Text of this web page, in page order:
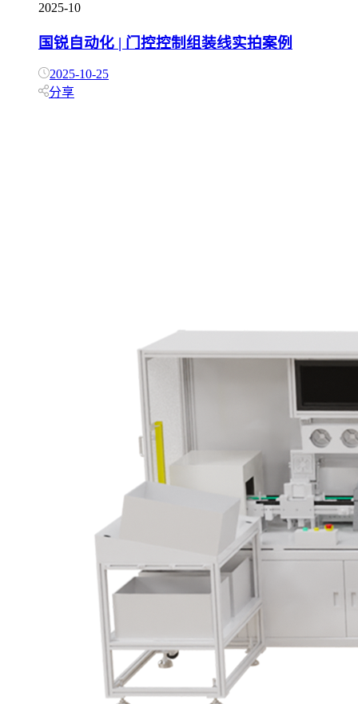
2025-10
国锐自动化 | 门控控制组装线实拍案例
2025-10-25
分享